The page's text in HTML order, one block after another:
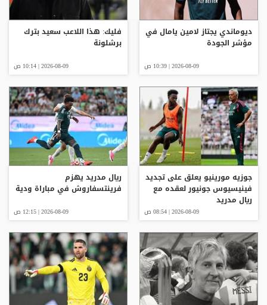
ديوماندي يجتاز لامين يامال في
مؤشر الجودة
2026-08-09 | 10:39 ص
فليك: هذا اللاعب سعيد بترك
برشلونة
2026-08-09 | 10:14 ص
جوزيه مورينيو يعلق على تجديد
فينيسيوس جونيور لعقده مع
ريال مدريد
2026-08-09 | 08:54 ص
ريال مدريد يهزم
فرينتسفاروش في مباراة ودية
2026-08-09 | 12:15 ص